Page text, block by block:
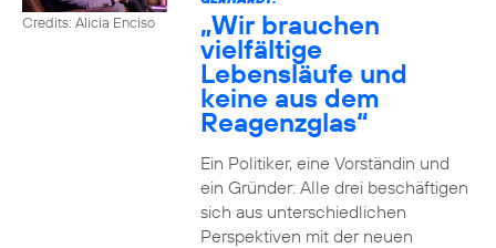
Credits: Alicia Enciso „Wir brauchen
vielfältige
Lebensläufe und
keine aus dem
Reagenzglas“
Ein Politiker, eine Vorständin und
ein Gründer: Alle drei beschäftigen
sich aus unterschiedlichen
Perspektiven mit der neuen